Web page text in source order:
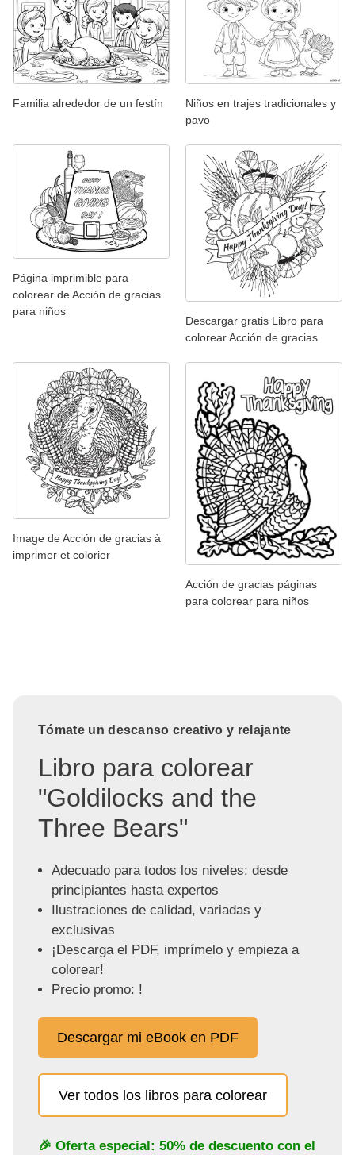
Familia alrededor de un festín
Niños en trajes tradicionales y
pavo
Página imprimible para
colorear de Acción de gracias
para niños
Descargar gratis Libro para
colorear Acción de gracias
Image de Acción de gracias à
imprimer et colorier
Acción de gracias páginas
para colorear para niños
Tómate un descanso creativo y relajante
Libro para colorear
"Goldilocks and the
Three Bears"
Adecuado para todos los niveles: desde
principiantes hasta expertos
Ilustraciones de calidad, variadas y
exclusivas
¡Descarga el PDF, imprímelo y empieza a
colorear!
Precio promo: !
Descargar mi eBook en PDF
Ver todos los libros para colorear
🎉 Oferta especial: 50% de descuento con el